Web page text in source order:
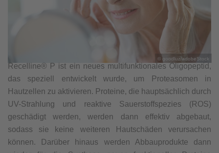
© goodluz/adobeStock
Recelline® P ist ein neues multifunktionales Oligopeptid,
das speziell entwickelt wurde, um Proteasomen in
Hautzellen zu aktivieren. Proteine, die hauptsächlich durch
UV-Strahlung und reaktive Sauerstoffspezies (ROS)
geschädigt werden, werden dann effektiv abgebaut,
sodass sie keine weiteren Hautschäden verursachen
können. Darüber hinaus werden Abbauprodukte dann